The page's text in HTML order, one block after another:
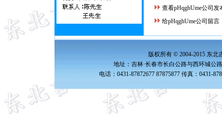
查看pHqghUme公司发
给pHqghUme公司留言
版权所有 © 2004-2015 东北
地址：吉林·长春市长白公路与西环城公
电话：0431-87872677 87875877 传真：0431-